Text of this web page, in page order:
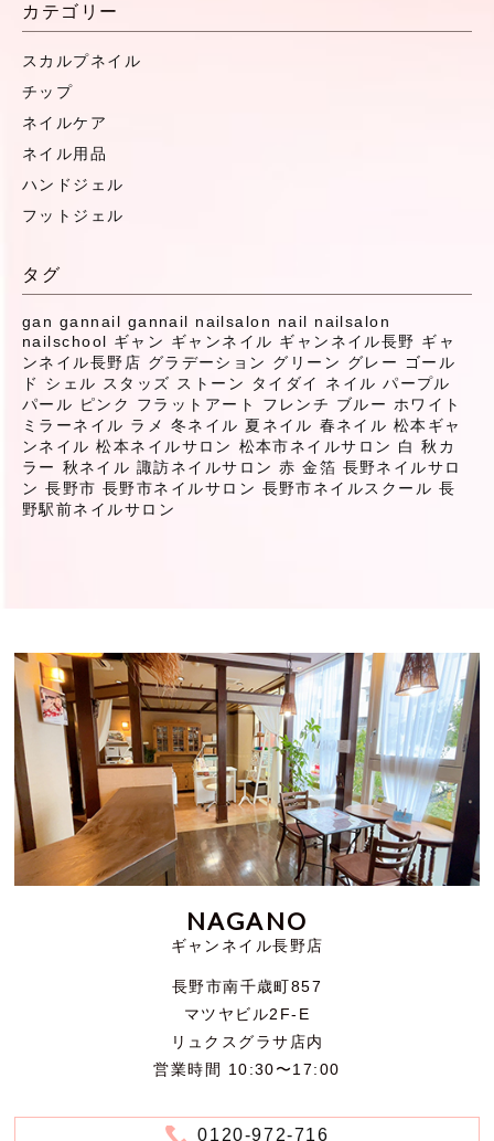
カテゴリー
スカルプネイル
チップ
ネイルケア
ネイル用品
ハンドジェル
フットジェル
タグ
gan gannail gannail nailsalon nail nailsalon
nailschool ギャン ギャンネイル ギャンネイル長野 ギャ
ンネイル長野店 グラデーション グリーン グレー
ゴール
ド
シェル スタッズ ストーン タイダイ ネイル パープル
パール ピンク フラットアート フレンチ ブルー ホワイト
ミラーネイル ラメ 冬ネイル 夏ネイル 春ネイル 松本ギャ
ンネイル 松本ネイルサロン 松本市ネイルサロン 白 秋カ
ラー 秋ネイル 諏訪ネイルサロン 赤 金箔 長野ネイルサロ
ン 長野市 長野市ネイルサロン 長野市ネイルスクール 長
野駅前ネイルサロン
NAGANO
ギャンネイル長野店
長野市南千歳町857
マツヤビル2F-E
リュクスグラサ店内
営業時間 10:30〜17:00
0120-972-716